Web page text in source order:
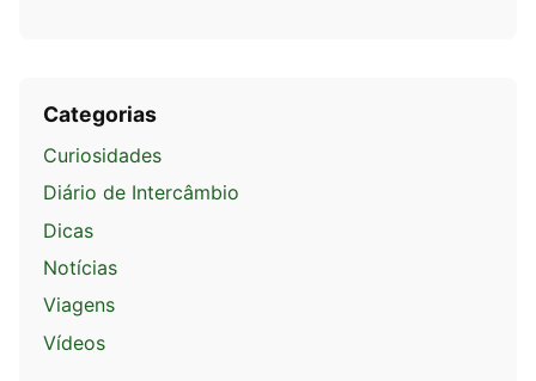
Categorias
Curiosidades
Diário de Intercâmbio
Dicas
Notícias
Viagens
Vídeos